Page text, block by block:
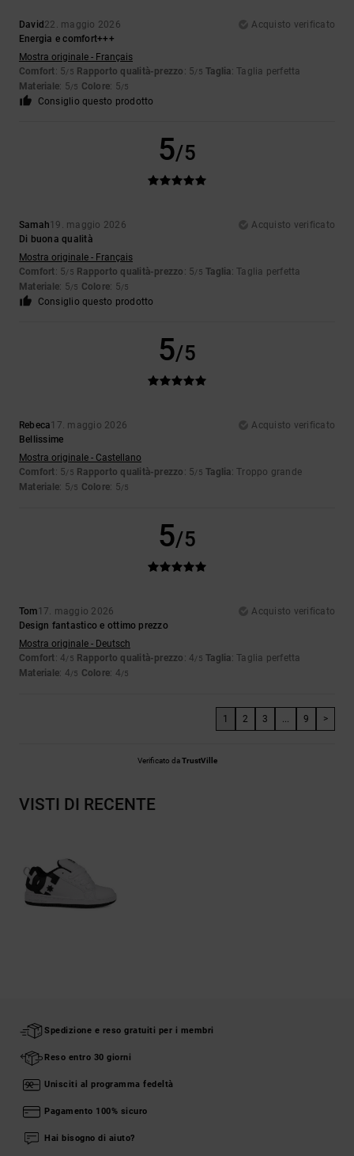
David 22. maggio 2026
Acquisto verificato
Energia e comfort+++
Mostra originale - Français
Comfort: 5/5 Rapporto qualità-prezzo : 5/5 Taglia: Taglia perfetta
Materiale: 5/5 Colore: 5/5
Consiglio questo prodotto
5/5
Samah19. maggio 2026
Acquisto verificato
Di buona qualità
Mostra originale - Français
Comfort: 5/5 Rapporto qualità-prezzo : 5/5 Taglia: Taglia perfetta
Materiale: 5/5 Colore: 5/5
Consiglio questo prodotto
5/5
Rebeca17. maggio 2026
Acquisto verificato
Bellissime
Mostra originale - Castellano
Comfort: 5/5 Rapporto qualità-prezzo : 5/5 Taglia: Troppo grande
Materiale: 5/5 Colore: 5/5
5/5
Tom17. maggio 2026
Acquisto verificato
Design fantastico e ottimo prezzo
Mostra originale - Deutsch
Comfort: 4/5 Rapporto qualità-prezzo : 4/5 Taglia: Taglia perfetta
Materiale: 4/5 Colore: 4/5
1 2 3 ... 9 >
Verificato daTrustVille
VISTI DI RECENTE
Spedizione e reso gratuiti per i membri
Reso entro 30 giorni
Unisciti al programma fedeltà
Pagamento 100% sicuro
Hai bisogno di aiuto?